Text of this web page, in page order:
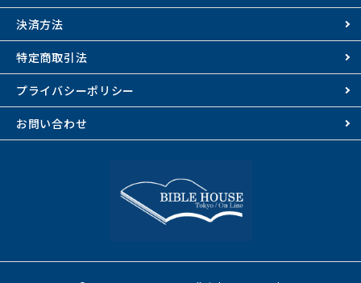
決済方法
特定商取引法
プライバシーポリシー
お問い合わせ